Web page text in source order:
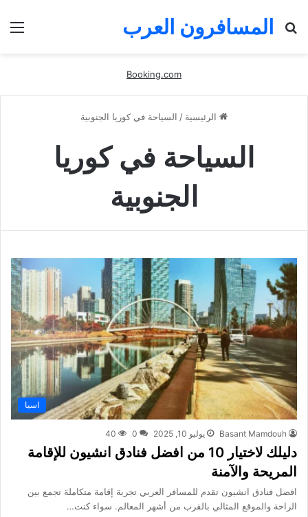
المسافرون العرببحث
Booking.com
الرئيسية / السياحة في كوريا الجنوبية
السياحة في كوريا
الجنوبية
اسيا
Basant Mamdouh يوليو 10, 2025 0
40
دليلك لاختيار 10 من افضل فنادق انشيون للإقامة
المريحة والآمنة
افضل فنادق انشيون تقدم للمسافر العربي تجربة إقامة متكاملة تجمع بين
الراحة والموقع المثالي بالقرب من أشهر المعالم. سواء كنت…